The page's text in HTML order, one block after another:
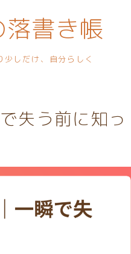
落書き帳
少しだけ、自分らしく
失う前に知っ